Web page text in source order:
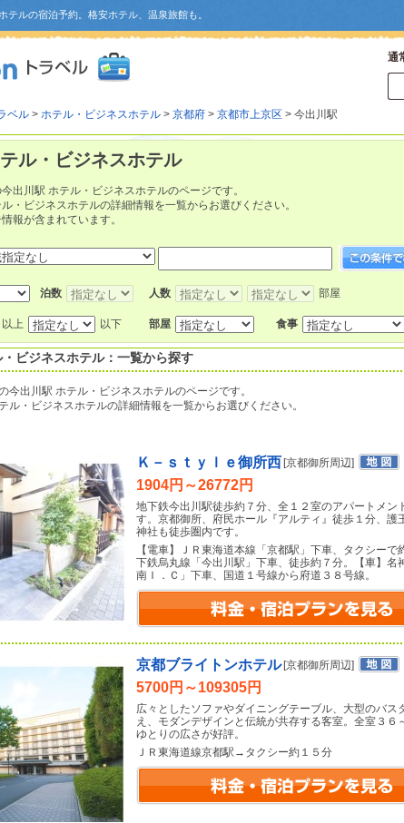
テルの宿泊予約。格安ホテル、温泉旅館も。
通
ベル > ホテル・ビジネスホテル > 京都府 > 京都市上京区 > 今出川駅
ル・ビジネスホテル
出川駅 ホテル・ビジネスホテルのページです。
・ビジネスホテルの詳細情報を一覧からお選びください。
報が含まれています。
泊数 人数 部屋
以上 以下 部屋 食事
ビジネスホテル：一覧から探す
今出川駅 ホテル・ビジネスホテルのページです。
ル・ビジネスホテルの詳細情報を一覧からお選びください。
Ｋ－ｓｔｙｌｅ御所西 [京都御所周辺]
1904円～26772円
地下鉄今出川駅徒歩約７分、全１２室のアパートメン
す。京都御所、府民ホール『アルティ』徒歩１分、護
神社も徒歩圏内です。
【電車】ＪＲ東海道本線「京都駅」下車、タクシーで
下鉄烏丸線「今出川駅」下車、徒歩約７分。【車】名
南Ｉ．Ｃ」下車、国道１号線から府道３８号線。
京都ブライトンホテル [京都御所周辺]
5700円～109305円
広々としたソファやダイニングテーブル、大型のバス
え、モダンデザインと伝統が共存する客室。全室３６
ゆとりの広さが好評。
ＪＲ東海道線京都駅→タクシー約１５分